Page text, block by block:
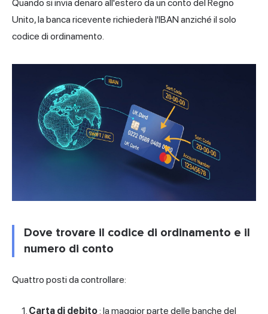
Quando si invia denaro all'estero da un conto del Regno
Unito, la banca ricevente richiederà l'IBAN anziché il solo
codice di ordinamento.
Dove trovare il codice di ordinamento e il
numero di conto
Quattro posti da controllare:
Carta di debito: la maggior parte delle banche del